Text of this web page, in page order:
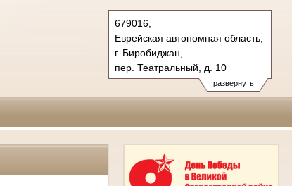
развернуть
679016,
Еврейская автономная область,
г. Биробиджан,
пер. Театральный, д. 10
Тел.: (42622) 2-08-44 (ф.)
os.brb@sudrf.ru